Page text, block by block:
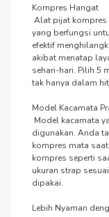
Kompres Hangat
yang berfungsi
efektif
akibat menatap
sehari-hari. Pilih 5
tak hanya dalam
Model Kacamata
digunakan. Anda
kompres mata
kompres seperti
ukuran strap
dipakai.
Lebih Nyaman